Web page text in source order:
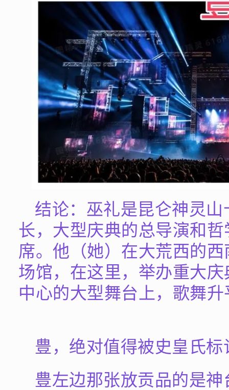
结论：巫礼是昆仑神灵
长，大型庆典的总导演和
席。他（她）在大荒西的
场馆，在这里，举办重大
中心的大型舞台上，歌舞升
豊，绝对值得被史皇氏
豊左边那张放贡品的是